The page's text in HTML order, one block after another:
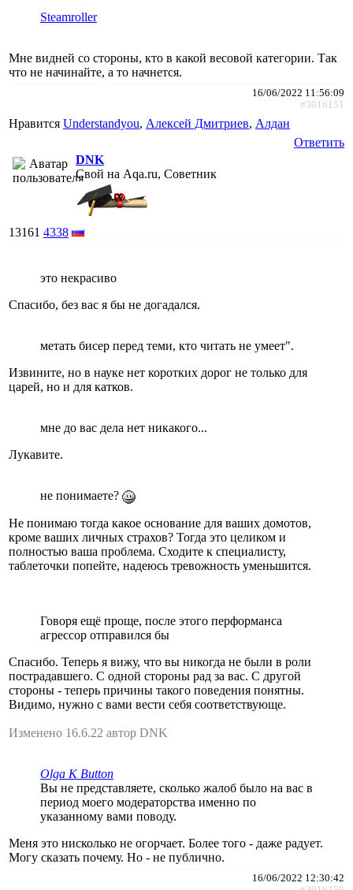
Steamroller
Мне видней со стороны, кто в какой весовой категории. Так
что не начинайте, а то начнется.
16/06/2022 11:56:09
#3016151
Нравится Understandyou, Алексей Дмитриев, Алдан
Ответить
DNK
Свой на Aqa.ru, Советник
13161 4338
это некрасиво
Спасибо, без вас я бы не догадался.
метать бисер перед теми, кто читать не умеет".
Извините, но в науке нет коротких дорог не только для
царей, но и для катков.
мне до вас дела нет никакого...
Лукавите.
не понимаете?
Не понимаю тогда какое основание для ваших домотов,
кроме ваших личных страхов? Тогда это целиком и
полностью ваша проблема. Сходите к специалисту,
таблеточки попейте, надеюсь тревожность уменьшится.
Говоря ещё проще, после этого перформанса
агрессор отправился бы
Спасибо. Теперь я вижу, что вы никогда не были в роли
пострадавшего. С одной стороны рад за вас. С другой
стороны - теперь причины такого поведения понятны.
Видимо, нужно с вами вести себя соответствующе.
Изменено 16.6.22 автор DNK
Olga K Button
Вы не представляете, сколько жалоб было на вас в
период моего модераторства именно по
указанному вами поводу.
Меня это нисколько не огорчает. Более того - даже радует.
Могу сказать почему. Но - не публично.
16/06/2022 12:30:42